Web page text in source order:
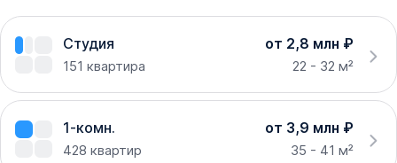
Студия от 2,8 млн ₽
151 квартира 22 - 32 м²
1-комн. от 3,9 млн ₽
428 квартир 35 - 41 м²